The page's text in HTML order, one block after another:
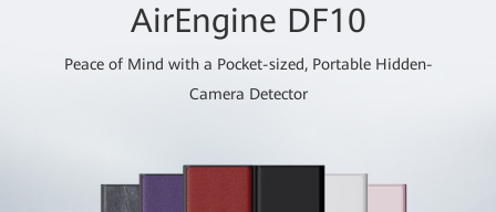
AirEngine DF10
Peace of Mind with a Pocket-sized, Portable Hidden-
Camera Detector